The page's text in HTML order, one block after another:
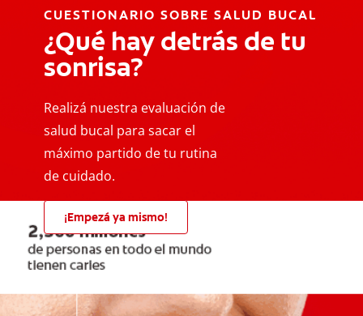
CUESTIONARIO SOBRE SALUD BUCAL
¿Qué hay detrás de tu
sonrisa?
Realizá nuestra evaluación de
salud bucal para sacar el
máximo partido de tu rutina
de cuidado.
¡Empezá ya mismo!